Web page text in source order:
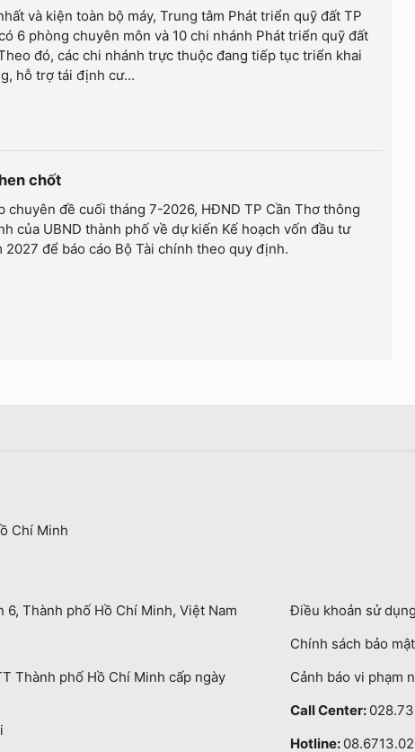
và kiện toàn bộ máy, Trung tâm Phát triển quỹ đất TP
6 phòng chuyên môn và 10 chi nhánh Phát triển quỹ đất
đó, các chi nhánh trực thuộc đang tiếp tục triển khai
hỗ trợ tái định cư...
chốt
chuyên đề cuối tháng 7-2026, HĐND TP Cần Thơ thông
của UBND thành phố về dự kiến Kế hoạch vốn đầu tư
2027 để báo cáo Bộ Tài chính theo quy định.
Chí Minh
6, Thành phố Hồ Chí Minh, Việt Nam
Thành phố Hồ Chí Minh cấp ngày
Điều khoản sử dụng
Chính sách bảo mật
Cảnh báo vi phạm
Call Center:
Hotline: